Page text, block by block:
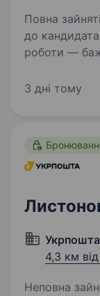
Повна зайнятість.
до кандидата: Вік: від 18 років
роботи —
(важливо!) Стресостійкість (великий потік
3 дні тому
Укрпошта
4,3 км
Неповна зайнятість.